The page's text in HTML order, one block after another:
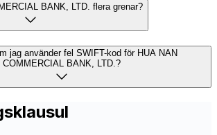
BANK, LTD. flera grenar?
jag använder fel SWIFT-kod för HUA NAN
COMMERCIAL BANK, LTD.?